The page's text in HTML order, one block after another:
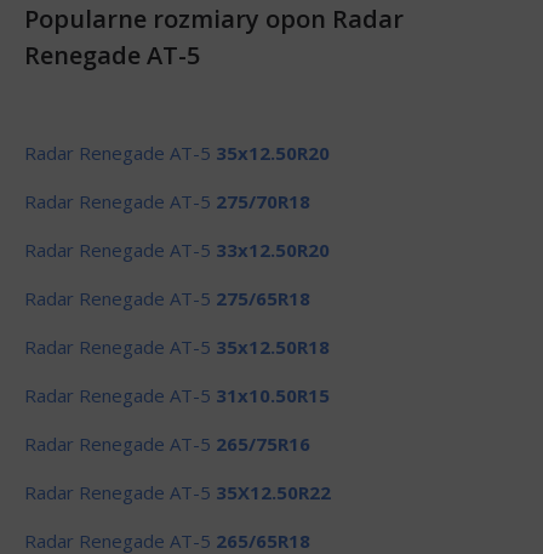
Popularne rozmiary opon Radar
Renegade AT-5
Radar Renegade AT-5 35x12.50R20
Radar Renegade AT-5 275/70R18
Radar Renegade AT-5 33x12.50R20
Radar Renegade AT-5 275/65R18
Radar Renegade AT-5 35x12.50R18
Radar Renegade AT-5 31x10.50R15
Radar Renegade AT-5 265/75R16
Radar Renegade AT-5 35X12.50R22
Radar Renegade AT-5 265/65R18